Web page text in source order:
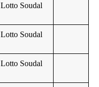
Lotto Soudal
Lotto Soudal
Lotto Soudal